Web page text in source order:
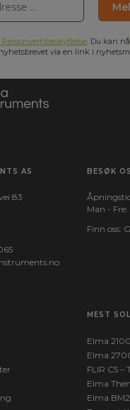
Personvernbeskyttelse. Du kan
via en link i
AS
83
BESØK
Man - Fre:
Finn oss:
MEST
Elma
Elma
FLIR C5 –
Elma
Elma